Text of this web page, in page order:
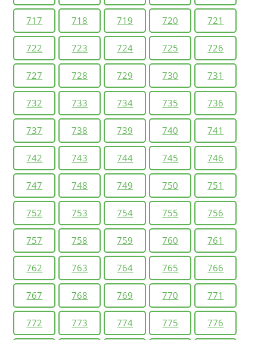
717 718 719 720 721
722 723 724 725 726
727 728 729 730 731
732 733 734 735 736
737 738 739 740 741
742 743 744 745 746
747 748 749 750 751
752 753 754 755 756
757 758 759 760 761
762 763 764 765 766
767 768 769 770 771
772 773 774 775 776